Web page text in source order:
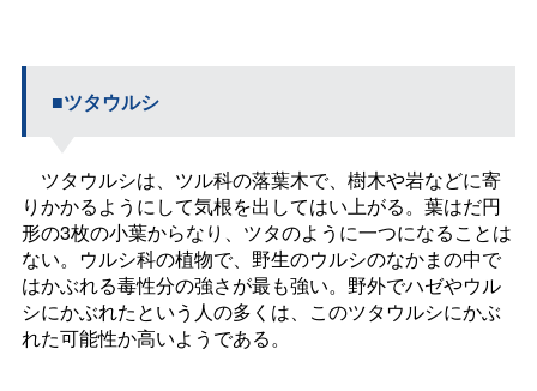
■ツタウルシ
ツタウルシは、ツル科の落葉木で、樹木や岩などに寄
りかかるようにして気根を出してはい上がる。葉はだ円
形の3枚の小葉からなり、ツタのように一つになることは
ない。ウルシ科の植物で、野生のウルシのなかまの中で
はかぶれる毒性分の強さが最も強い。野外でハゼやウル
シにかぶれたという人の多くは、このツタウルシにかぶ
れた可能性か高いようである。